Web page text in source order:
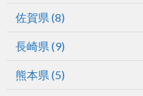
佐賀県 (8)
長崎県 (9)
熊本県 (5)